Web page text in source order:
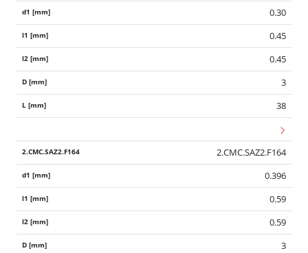
0.30
0.45
0.45
3
38
2.CMC.SAZ2.F164
0.396
0.59
0.59
3